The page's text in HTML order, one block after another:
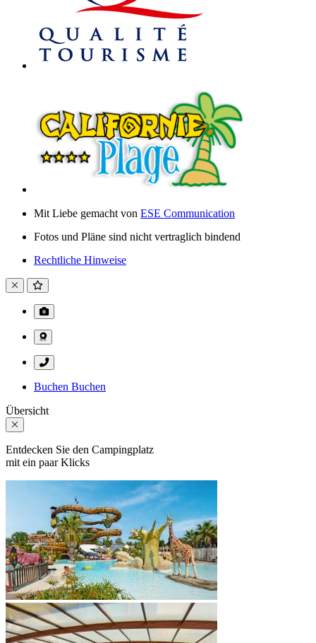
Mit Liebe gemacht von ESE Communication
Fotos und Pläne sind nicht vertraglich bindend
Rechtliche Hinweise
Buchen Buchen
Übersicht
Entdecken Sie den Campingplatz
mit ein paar Klicks